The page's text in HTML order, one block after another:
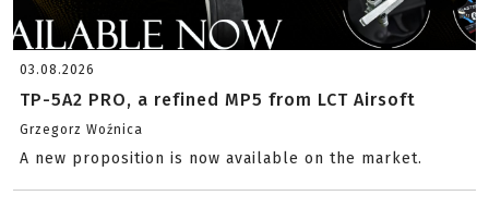
03.08.2026
TP-5A2 PRO, a refined MP5 from LCT Airsoft
Grzegorz Woźnica
A new proposition is now available on the market.